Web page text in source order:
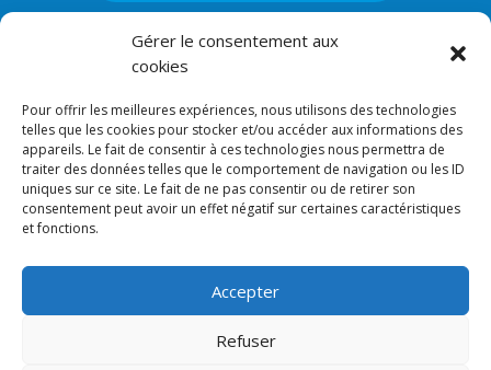
Gérer le consentement aux
cookies
Pour offrir les meilleures expériences, nous utilisons des technologies
telles que les cookies pour stocker et/ou accéder aux informations des
appareils. Le fait de consentir à ces technologies nous permettra de
traiter des données telles que le comportement de navigation ou les ID
uniques sur ce site. Le fait de ne pas consentir ou de retirer son
consentement peut avoir un effet négatif sur certaines caractéristiques
et fonctions.
Accepter
Refuser
06 85 52 18 90
CONTACT
RECHERCHES FRÉQUENTES
2023 © Miroiterie du Pays d'Auge - Tous droits réservés |